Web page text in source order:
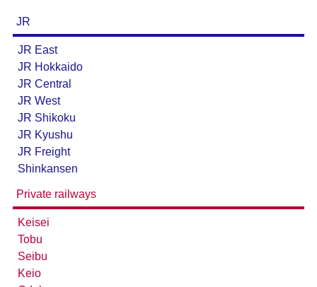
台湾全島配線略図2025 臺灣鐵路公司・臺灣高鐵・阿
楽天市場 書泉 メロンブックス
とらのあな
台灣虎之穴網路商店
JR
JR East
JR Hokkaido
JR Central
JR West
JR Shikoku
JR Kyushu
JR Freight
Shinkansen
Private railways
Keisei
Tobu
Seibu
Keio